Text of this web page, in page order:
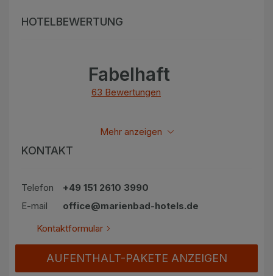
HOTELBEWERTUNG
Fabelhaft
63 Bewertungen
Alle bewertungen anzeigen
Mehr anzeigen
KONTAKT
Telefon
+49 151 2610 3990
E-mail
office@marienbad-hotels.de
Kontaktformular
AUFENTHALT-PAKETE ANZEIGEN